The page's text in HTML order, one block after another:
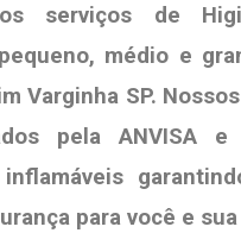
serviços de
médio e
Varginha SP.
pela ANVISA
inflamáveis
para você e sua